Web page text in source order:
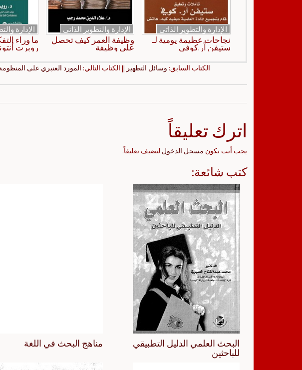
الإدارة والتطوير الذاتي
نجاحات عظيمة يومية لـ
ستيفن آر.كوفي
الإدارة والتطوير الذاتي
وظيفة العمر كيف تحصل
على وظيفة
الإدارة
ما وراء
روبرت
الكتاب السابق: وسائل التطهير || الكتاب التالي: المورد العنبري على
اترك تعليقاً
يجب أنت تكون مسجل الدخول لتضيف تعليقاً.
كتب شائعة:
مناهج البحث في اللغة
البحث العلمي الدليل التطبيقي
للباحثين